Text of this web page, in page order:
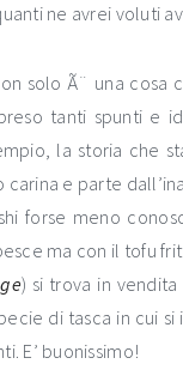
ne avrei voluti
solo Ã¨ una cosa
tanti spunti e
la storia che
e parte
forse meno
ma con il tofu
) si trova in
di tasca in cui si
E’ buonissimo!